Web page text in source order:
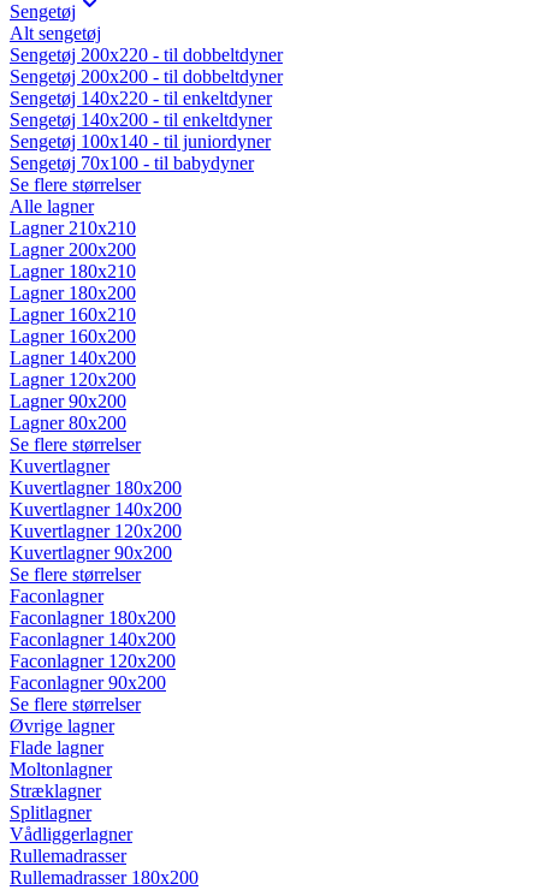
Sengetøj
Alt sengetøj
Sengetøj 200x220 - til dobbeltdyner
Sengetøj 200x200 - til dobbeltdyner
Sengetøj 140x220 - til enkeltdyner
Sengetøj 140x200 - til enkeltdyner
Sengetøj 100x140 - til juniordyner
Sengetøj 70x100 - til babydyner
Se flere størrelser
Alle lagner
Lagner 210x210
Lagner 200x200
Lagner 180x210
Lagner 180x200
Lagner 160x210
Lagner 160x200
Lagner 140x200
Lagner 120x200
Lagner 90x200
Lagner 80x200
Se flere størrelser
Kuvertlagner
Kuvertlagner 180x200
Kuvertlagner 140x200
Kuvertlagner 120x200
Kuvertlagner 90x200
Se flere størrelser
Faconlagner
Faconlagner 180x200
Faconlagner 140x200
Faconlagner 120x200
Faconlagner 90x200
Se flere størrelser
Øvrige lagner
Flade lagner
Moltonlagner
Stræklagner
Splitlagner
Vådliggerlagner
Rullemadrasser
Rullemadrasser 180x200